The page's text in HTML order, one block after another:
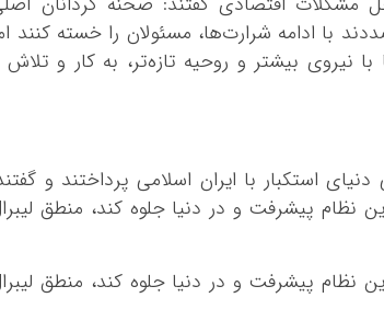
قزوین
قم
کهگلویه و بویر
گلستان
لرستان
با ادامه شرارت‌ها، مسئولان را خسته کنند
نیروی بیشتر و روحیه تازه‌تر، به کار و تلاش
استکبار با ایران اسلامی پرداختند و
نظام پیشرفت و در دنیا جلوه کند، منطق
نظام پیشرفت و در دنیا جلوه کند، منطق